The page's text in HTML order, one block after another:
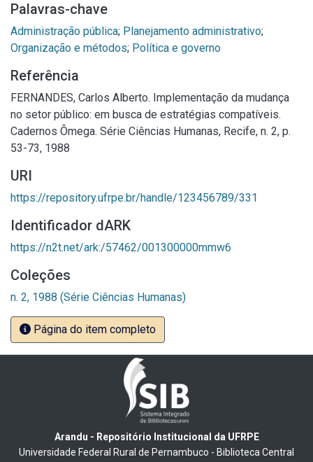
Palavras-chave
Administração pública; Planejamento administrativo;
Organização e métodos; Política e governo
Referência
FERNANDES, Carlos Alberto. Implementação da mudança
no setor público: em busca de estratégias compatíveis.
Cadernos Ômega. Série Ciências Humanas, Recife, n. 2, p.
53-73, 1988
URI
https://repository.ufrpe.br/handle/123456789/331
Identificador dARK
https://n2t.net/ark:/57462/001300000mmw6
Coleções
n. 2, 1988 (Série Ciências Humanas)
Página do item completo
Arandu - Repositório Institucional da UFRPE
Universidade Federal Rural de Pernambuco - Biblioteca Central